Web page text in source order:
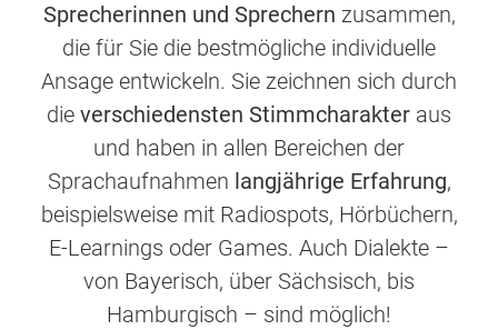
Sprecherinnen und Sprechern zusammen,
die für Sie die bestmögliche individuelle
Ansage entwickeln. Sie zeichnen sich durch
die verschiedensten Stimmcharakter aus
und haben in allen Bereichen der
Sprachaufnahmen langjährige Erfahrung,
beispielsweise mit Radiospots, Hörbüchern,
E-Learnings oder Games. Auch Dialekte –
von Bayerisch, über Sächsisch, bis
Hamburgisch – sind möglich!